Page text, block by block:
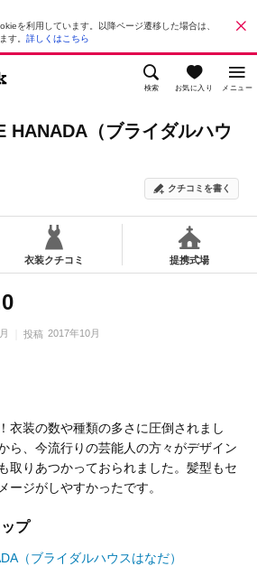
を利用しています。以降ページ遷移した場合は、
す。 詳しくはこちら
検索 お気に入り メニュー
HANADA（ブライダルハウ
クチコミを書く
衣装クチコミ 提携式場
投稿 2017年10月
衣装の数や種類の多さに圧倒されまし
ら、今流行りの芸能人の方々がデザイン
取りあつかっておられました。髪型もセ
ージがしやすかったです。
プ
（ブライダルハウスはなだ）